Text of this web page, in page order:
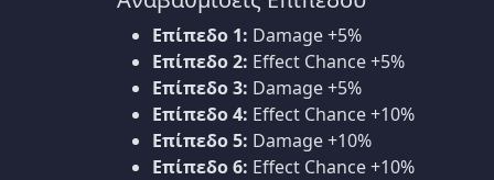
Επίπεδο 1: Damage +5%
Επίπεδο 2: Effect Chance +5%
Επίπεδο 3: Damage +5%
Επίπεδο 4: Effect Chance +10%
Επίπεδο 5: Damage +10%
Επίπεδο 6: Effect Chance +10%